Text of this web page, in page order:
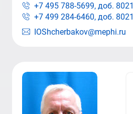
IOShcherbakov@mephi.ru
+7 495 788-5699, доб. 8021
+7 499 284-6460, доб. 8021